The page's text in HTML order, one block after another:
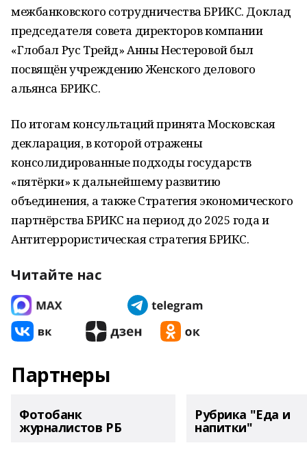
межбанковского сотрудничества БРИКС. Доклад
председателя совета директоров компании
«Глобал Рус Трейд» Анны Нестеровой был
посвящён учреждению Женского делового
альянса БРИКС.
По итогам консультаций принята Московская
декларация, в которой отражены
консолидированные подходы государств
«пятёрки» к дальнейшему развитию
объединения, а также Стратегия экономического
партнёрства БРИКС на период до 2025 года и
Антитеррористическая стратегия БРИКС.
Читайте нас
Партнеры
Фотобанк
журналистов РБ
Рубрика "Еда и
напитки"